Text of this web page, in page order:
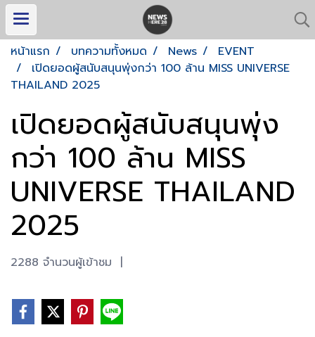
หน้าแรก บทความทั้งหมด News
EVENT
เปิดยอดผู้สนับสนุนพุ่งกว่า 100 ล้าน MISS UNIVERSE
THAILAND 2025
เปิดยอดผู้สนับสนุนพุ่ง
กว่า 100 ล้าน MISS
UNIVERSE THAILAND
2025
2288 จำนวนผู้เข้าชม |